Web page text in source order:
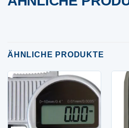
ÄHNLICHE PRODUKTE